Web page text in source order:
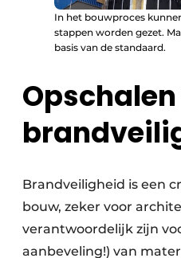
In het bouwproces
stappen worden gezet.
basis van de standaard.
Brandveiligheid is een
bouw, zeker voor
verantwoordelijk zijn
aanbeveling!) van